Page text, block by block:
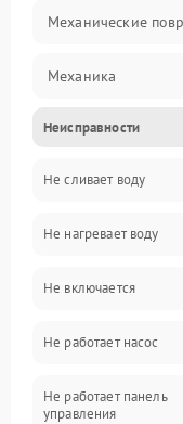
Механические
Механика
Управление
Электропитание
Датчики
Нагрев
Вода
Гигиена
Неисправности
Не сливает воду
Не нагревает воду
Не включается
Не работает насос
Не работает панель
управления